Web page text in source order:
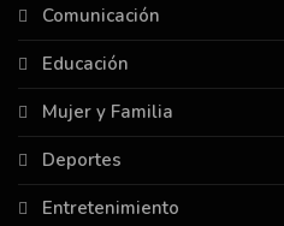
Comunicación
Educación
Mujer y Familia
Deportes
Entretenimiento